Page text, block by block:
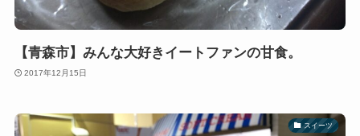
【青森市】みんな大好きイートファンの甘食。
2017年12月15日
スイーツ